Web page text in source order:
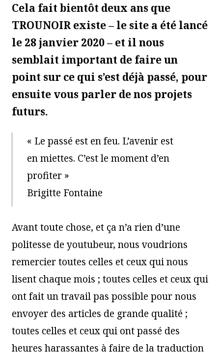
Cela fait bientôt deux ans que
TROUNOIR existe – le site a été lancé
le 28 janvier 2020 – et il nous
semblait important de faire un
point sur ce qui s’est déjà passé, pour
ensuite vous parler de nos projets
futurs.
« Le passé est en feu. L’avenir est
en miettes. C’est le moment d’en
profiter »
Brigitte Fontaine
Avant toute chose, et ça n’a rien d’une
politesse de youtubeur, nous voudrions
remercier toutes celles et ceux qui nous
lisent chaque mois ; toutes celles et ceux qui
ont fait un travail pas possible pour nous
envoyer des articles de grande qualité ;
toutes celles et ceux qui ont passé des
heures harassantes à faire de la traduction